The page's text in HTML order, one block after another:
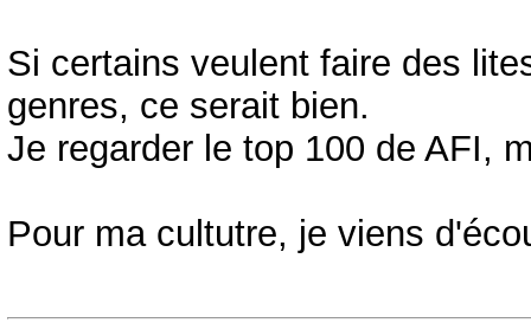
Si certains veulent faire des
genres, ce serait bien.
Je regarder le top 100 de AFI,
Pour ma cultutre, je viens